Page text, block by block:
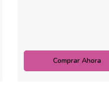
Comprar Ahora